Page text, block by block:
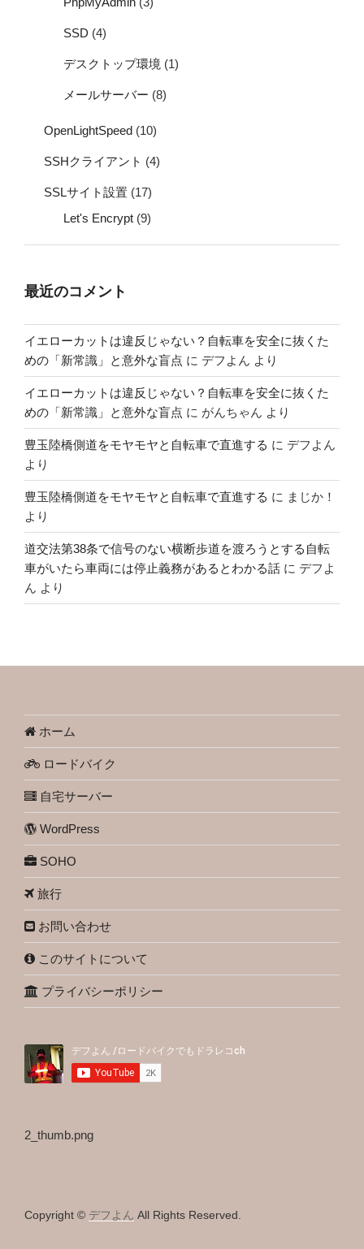
SSD (4)
デスクトップ環境 (1)
メールサーバー (8)
OpenLightSpeed (10)
SSHクライアント (4)
SSLサイト設置 (17)
Let's Encrypt (9)
最近のコメント
イエローカットは違反じゃない？自転車を安全に抜くた
めの「新常識」と意外な盲点 に デフよん より
イエローカットは違反じゃない？自転車を安全に抜くた
めの「新常識」と意外な盲点 に がんちゃん より
豊玉陸橋側道をモヤモヤと自転車で直進する に デフよん
より
豊玉陸橋側道をモヤモヤと自転車で直進する に まじか！
より
道交法第38条で信号のない横断歩道を渡ろうとする自転
車がいたら車両には停止義務があるとわかる話 に デフよ
ん より
ホーム
ロードバイク
自宅サーバー
WordPress
SOHO
旅行
お問い合わせ
このサイトについて
プライバシーポリシー
2_thumb.png
Copyright © デフよん All Rights Reserved.